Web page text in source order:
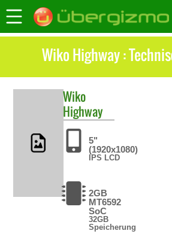
Wiko Highway :
Wiko
Highway
5"
(1920x1080)
IPS LCD
2GB
MT6592
SoC
32GB
Speicherung